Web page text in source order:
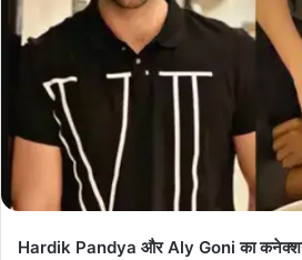
Hardik Pandya और Aly Goni का कनेक्शन?